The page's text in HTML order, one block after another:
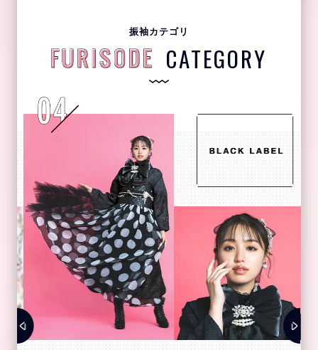
振袖カテゴリ
CATEGORY